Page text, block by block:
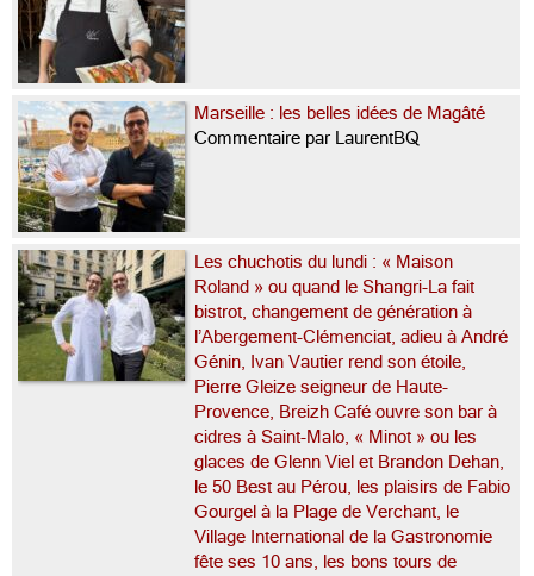
Marseille : les belles idées de Magâté
Commentaire par LaurentBQ
Les chuchotis du lundi : « Maison
Roland » ou quand le Shangri-La fait
bistrot, changement de génération à
l’Abergement-Clémenciat, adieu à André
Génin, Ivan Vautier rend son étoile,
Pierre Gleize seigneur de Haute-
Provence, Breizh Café ouvre son bar à
cidres à Saint-Malo, « Minot » ou les
glaces de Glenn Viel et Brandon Dehan,
le 50 Best au Pérou, les plaisirs de Fabio
Gourgel à la Plage de Verchant, le
Village International de la Gastronomie
fête ses 10 ans, les bons tours de